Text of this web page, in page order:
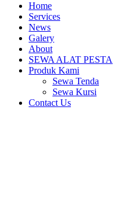
Home
Services
News
Galery
About
SEWA ALAT PESTA
Produk Kami
Sewa Tenda
Sewa Kursi
Contact Us